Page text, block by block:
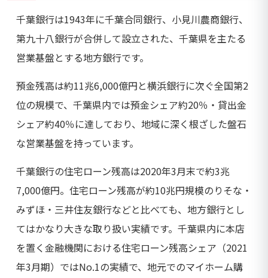
千葉銀行は1943年に千葉合同銀行、小見川農商銀行、
第九十八銀行が合併して設立された、千葉県を主たる
営業基盤とする地方銀行です。
預金残高は約11兆6,000億円と横浜銀行に次ぐ全国第2
位の規模で、千葉県内では預金シェア約20％・貸出金
シェア約40％に達しており、地域に深く根ざした盤石
な営業基盤を持っています。
千葉銀行の住宅ローン残高は2020年3月末で約3兆
7,000億円。住宅ローン残高が約10兆円規模のりそな・
みずほ・三井住友銀行などと比べても、地方銀行とし
てはかなり大きな取り扱い実績です。千葉県内に本店
を置く金融機関における住宅ローン残高シェア（2021
年3月期）ではNo.1の実績で、地元でのマイホーム購